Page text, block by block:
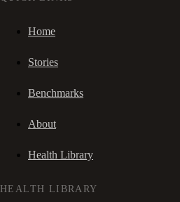
Home
Stories
Benchmarks
About
Health Library
HEALTH LIBRARY